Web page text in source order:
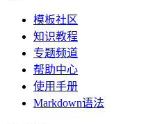
模板社区
知识教程
专题频道
帮助中心
使用手册
Markdown语法